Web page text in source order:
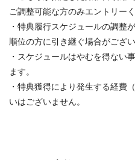
ご調整可能な方のみエントリーく
・特典履行スケジュールの調整
順位の方に引き継ぐ場合がござい
・スケジュールはやむを得ない
ます。
・特典獲得により発生する経費
いはございません。